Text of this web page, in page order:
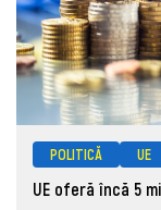
POLITICĂ UE
UE oferă încă 5